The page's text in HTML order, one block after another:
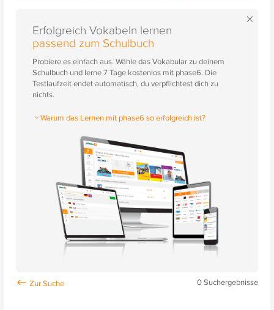
×
Erfolgreich Vokabeln lernen
passend zum Schulbuch
Probiere es einfach aus. Wähle das Vokabular zu deinem
Schulbuch und lerne 7 Tage kostenlos mit phase6. Die
Testlaufzeit endet automatisch, du verpflichtest dich zu
nichts.
Warum das Lernen mit phase6 so erfolgreich ist?
0Suchergebnisse